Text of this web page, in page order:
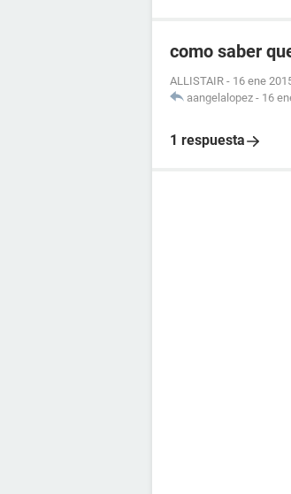
como saber
ALLISTAIR - 16 ene
aangelalopez - 16
1 respuesta